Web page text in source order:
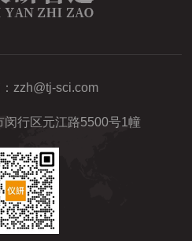
zzh@tj-sci.com
闵行区元江路5500号1幢